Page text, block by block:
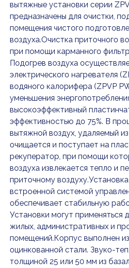
вытяжные установки серии
предназначены для очистки,
помещения чистого
воздуха.Очистка приточного
при помощи карманного
Подогрев воздуха
электрического нагревателя
водяного калорифера (ZPVP
уменьшения
высокоэффективный
эффективностью до 75%. В
вытяжной воздух, удаляемый
очищается и поступает на
рекуператор, при помощи
воздуха извлекается тепло и
приточному
встроенной системой
обеспечивает стабильную
Установки могут применяться
жилых, административных и
помещений.Корпус выполнен
оцинкованной стали. Звуко-
толщиной 25 или 50 мм из